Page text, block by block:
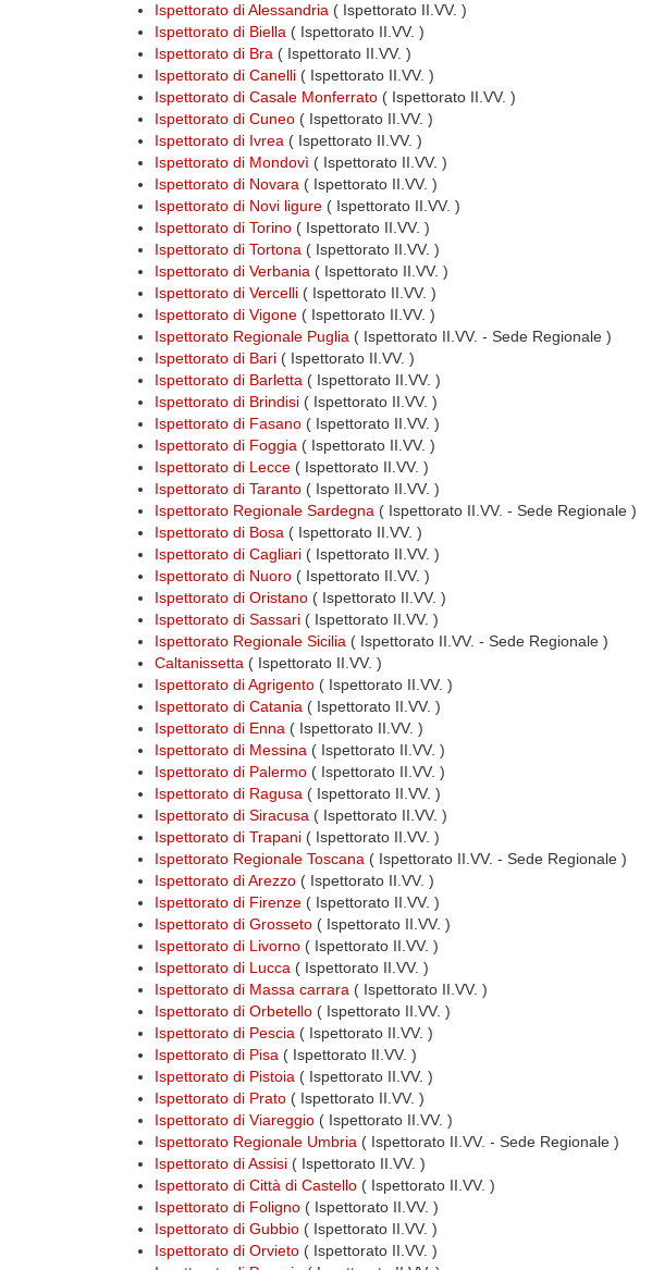
Ispettorato di Alessandria ( Ispettorato II.VV. )
Ispettorato di Biella ( Ispettorato II.VV. )
Ispettorato di Bra ( Ispettorato II.VV. )
Ispettorato di Canelli ( Ispettorato II.VV. )
Ispettorato di Casale Monferrato ( Ispettorato II.VV. )
Ispettorato di Cuneo ( Ispettorato II.VV. )
Ispettorato di Ivrea ( Ispettorato II.VV. )
Ispettorato di Mondovì ( Ispettorato II.VV. )
Ispettorato di Novara ( Ispettorato II.VV. )
Ispettorato di Novi ligure ( Ispettorato II.VV. )
Ispettorato di Torino ( Ispettorato II.VV. )
Ispettorato di Tortona ( Ispettorato II.VV. )
Ispettorato di Verbania ( Ispettorato II.VV. )
Ispettorato di Vercelli ( Ispettorato II.VV. )
Ispettorato di Vigone ( Ispettorato II.VV. )
Ispettorato Regionale Puglia ( Ispettorato II.VV. - Sede Regionale )
Ispettorato di Bari ( Ispettorato II.VV. )
Ispettorato di Barletta ( Ispettorato II.VV. )
Ispettorato di Brindisi ( Ispettorato II.VV. )
Ispettorato di Fasano ( Ispettorato II.VV. )
Ispettorato di Foggia ( Ispettorato II.VV. )
Ispettorato di Lecce ( Ispettorato II.VV. )
Ispettorato di Taranto ( Ispettorato II.VV. )
Ispettorato Regionale Sardegna ( Ispettorato II.VV. - Sede Regionale )
Ispettorato di Bosa ( Ispettorato II.VV. )
Ispettorato di Cagliari ( Ispettorato II.VV. )
Ispettorato di Nuoro ( Ispettorato II.VV. )
Ispettorato di Oristano ( Ispettorato II.VV. )
Ispettorato di Sassari ( Ispettorato II.VV. )
Ispettorato Regionale Sicilia ( Ispettorato II.VV. - Sede Regionale )
Caltanissetta ( Ispettorato II.VV. )
Ispettorato di Agrigento ( Ispettorato II.VV. )
Ispettorato di Catania ( Ispettorato II.VV. )
Ispettorato di Enna ( Ispettorato II.VV. )
Ispettorato di Messina ( Ispettorato II.VV. )
Ispettorato di Palermo ( Ispettorato II.VV. )
Ispettorato di Ragusa ( Ispettorato II.VV. )
Ispettorato di Siracusa ( Ispettorato II.VV. )
Ispettorato di Trapani ( Ispettorato II.VV. )
Ispettorato Regionale Toscana ( Ispettorato II.VV. - Sede Regionale )
Ispettorato di Arezzo ( Ispettorato II.VV. )
Ispettorato di Firenze ( Ispettorato II.VV. )
Ispettorato di Grosseto ( Ispettorato II.VV. )
Ispettorato di Livorno ( Ispettorato II.VV. )
Ispettorato di Lucca ( Ispettorato II.VV. )
Ispettorato di Massa carrara ( Ispettorato II.VV. )
Ispettorato di Orbetello ( Ispettorato II.VV. )
Ispettorato di Pescia ( Ispettorato II.VV. )
Ispettorato di Pisa ( Ispettorato II.VV. )
Ispettorato di Pistoia ( Ispettorato II.VV. )
Ispettorato di Prato ( Ispettorato II.VV. )
Ispettorato di Viareggio ( Ispettorato II.VV. )
Ispettorato Regionale Umbria ( Ispettorato II.VV. - Sede Regionale )
Ispettorato di Assisi ( Ispettorato II.VV. )
Ispettorato di Città di Castello ( Ispettorato II.VV. )
Ispettorato di Foligno ( Ispettorato II.VV. )
Ispettorato di Gubbio ( Ispettorato II.VV. )
Ispettorato di Orvieto ( Ispettorato II.VV. )